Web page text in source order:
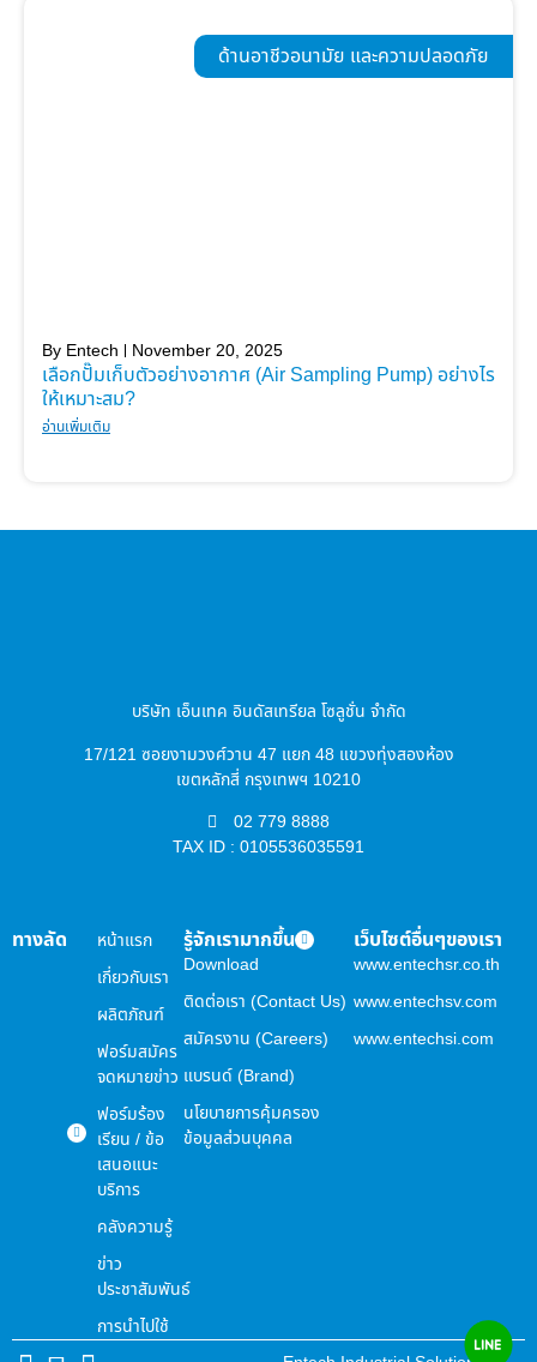
ด้านอาชีวอนามัย และความปลอดภัย
By Entech November 20, 2025
เลือกปั๊มเก็บตัวอย่างอากาศ (Air Sampling Pump) อย่างไร
ให้เหมาะสม?
อ่านเพิ่มเติม
บริษัท เอ็นเทค อินดัสเทรียล โซลูชั่น จำกัด
17/121 ซอยงามวงศ์วาน 47 แยก 48 แขวงทุ่งสองห้อง
เขตหลักสี่ กรุงเทพฯ 10210
02 779 8888
TAX ID : 0105536035591
ทางลัด
หน้าแรก
เกี่ยวกับเรา
ผลิตภัณฑ์
ฟอร์มสมัคร
จดหมายข่าว
ฟอร์มร้อง
เรียน / ข้อ
เสนอแนะ
บริการ
คลังความรู้
ข่าว
ประชาสัมพันธ์
การนำไปใช้
รู้จักเรามากขึ้น
Download
ติดต่อเรา (Contact Us)
สมัครงาน (Careers)
แบรนด์ (Brand)
นโยบายการคุ้มครอง
ข้อมูลส่วนบุคคล
เว็บไซต์อื่นๆของเรา
www.entechsr.co.th
www.entechsv.com
www.entechsi.com